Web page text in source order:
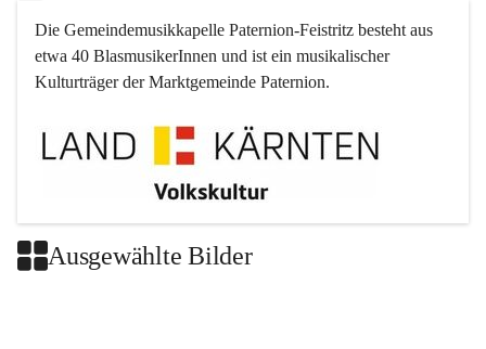
Die Gemeindemusikkapelle Paternion-Feistritz besteht aus
etwa 40 BlasmusikerInnen und ist ein musikalischer
Kulturträger der Marktgemeinde Paternion.
Ausgewählte Bilder